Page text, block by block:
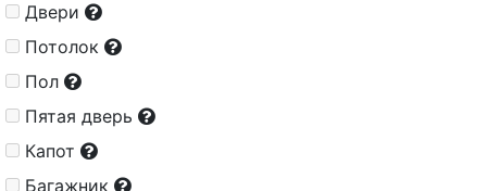
Двери
Потолок
Пол
Пятая дверь
Капот
Багажник